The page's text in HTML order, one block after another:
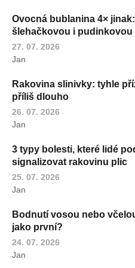
Ovocná bublanina 4×
šlehačkovou i pudinkovou
27. 07. 2026
Jan
Rakovina slinivky: tyhle
příliš dlouho
26. 07. 2026
Jan
3 typy bolesti, které lidé
signalizovat rakovinu plic
25. 07. 2026
Jan
Bodnutí vosou nebo
jako první?
24. 07. 2026
Jan